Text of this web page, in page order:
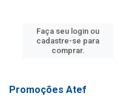
Faça seu login ou
cadastre-se para
comprar.
Promoções Atef